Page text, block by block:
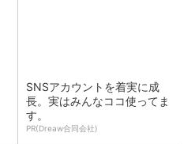
SNSアカウントを着実に成
長。実はみんなココ使ってま
す。
PR(Dreaw合同会社)